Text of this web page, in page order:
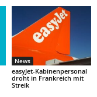
News
easyJet-Kabinenpersonal
droht in Frankreich mit
Streik